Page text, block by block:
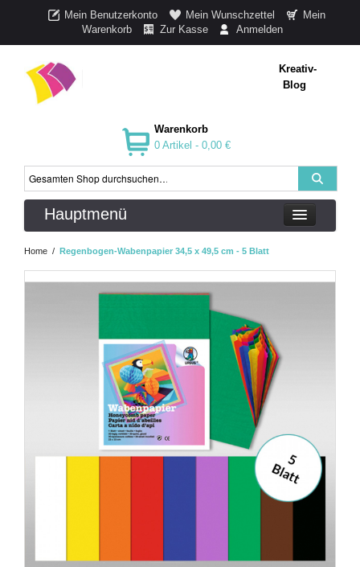
Mein Benutzerkonto Mein Wunschzettel
Mein
Warenkorb
Zur Kasse Anmelden
Kreativ-
Blog
Warenkorb
0 Artikel - 0,00 €
Hauptmenü
Home / Regenbogen-Wabenpapier 34,5 x 49,5 cm - 5 Blatt